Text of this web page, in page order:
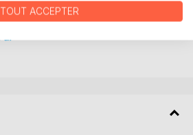
TOUT ACCEPTER